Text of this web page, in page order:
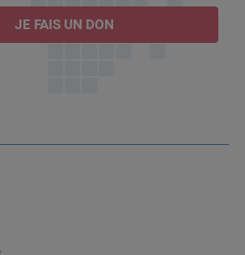
JE FAIS UN DON